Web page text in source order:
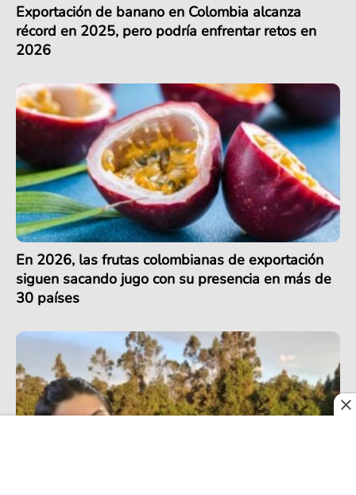
Exportación de banano en Colombia alcanza
récord en 2025, pero podría enfrentar retos en
2026
En 2026, las frutas colombianas de exportación
siguen sacando jugo con su presencia en más de
30 países